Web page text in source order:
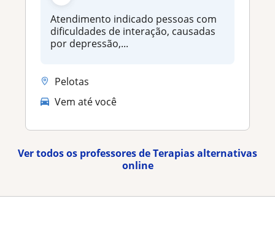
Atendimento indicado pessoas com
dificuldades de interação, causadas
por depressão,...
Pelotas
Vem até você
Ver todos os professores de Terapias alternativas
online